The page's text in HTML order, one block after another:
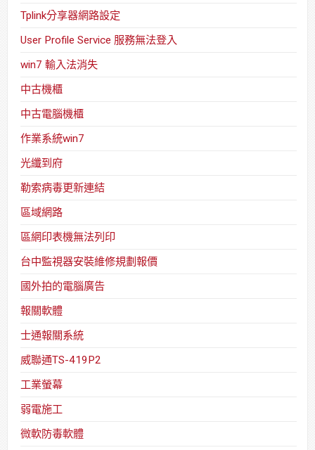
Tplink分享器網路設定
User Profile Service 服務無法登入
win7 輸入法消失
中古機櫃
中古電腦機櫃
作業系統win7
光纖到府
勒索病毒更新連結
區域網路
區網印表機無法列印
台中監視器安裝維修規劃報價
國外拍的電腦廣告
報關軟體
士通報關系統
威聯通TS-419P2
工業螢幕
弱電施工
微軟防毒軟體